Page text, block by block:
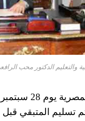
والتعليم الدكتور محب
تسليم المتبقي